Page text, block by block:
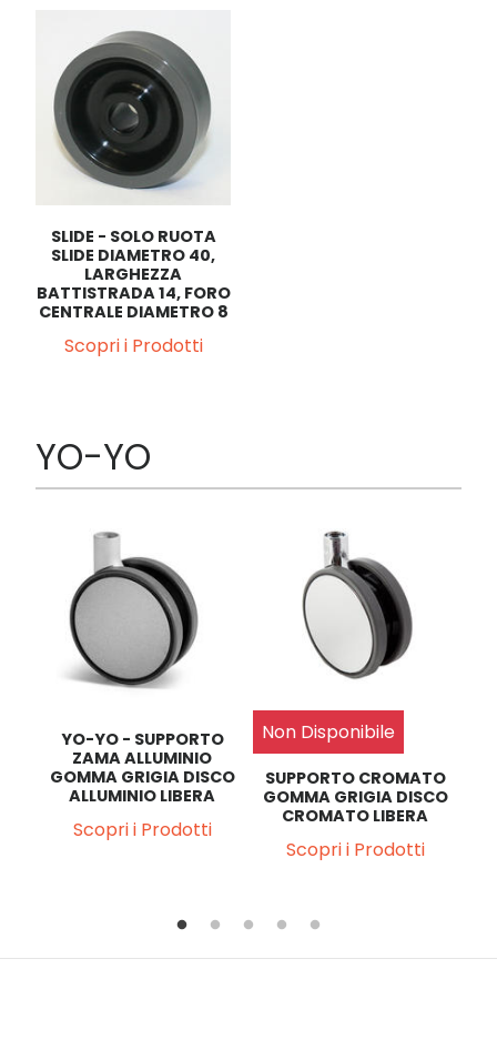
SLIDE - SOLO RUOTA
SLIDE DIAMETRO 40,
LARGHEZZA
BATTISTRADA 14, FORO
CENTRALE DIAMETRO 8
Scopri i Prodotti
YO-YO
YO-YO - SUPPORTO
ZAMA ALLUMINIO
GOMMA GRIGIA DISCO
ALLUMINIO LIBERA
Scopri i Prodotti
Non Disponibile
SUPPORTO CROMATO
GOMMA GRIGIA DISCO
CROMATO LIBERA
Scopri i Prodotti